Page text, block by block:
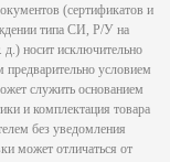
(сертификатов и
типа СИ, Р/У на
д.) носит исключительно
условием
служить основанием
и комплектация товара
без уведомления
может отличаться от